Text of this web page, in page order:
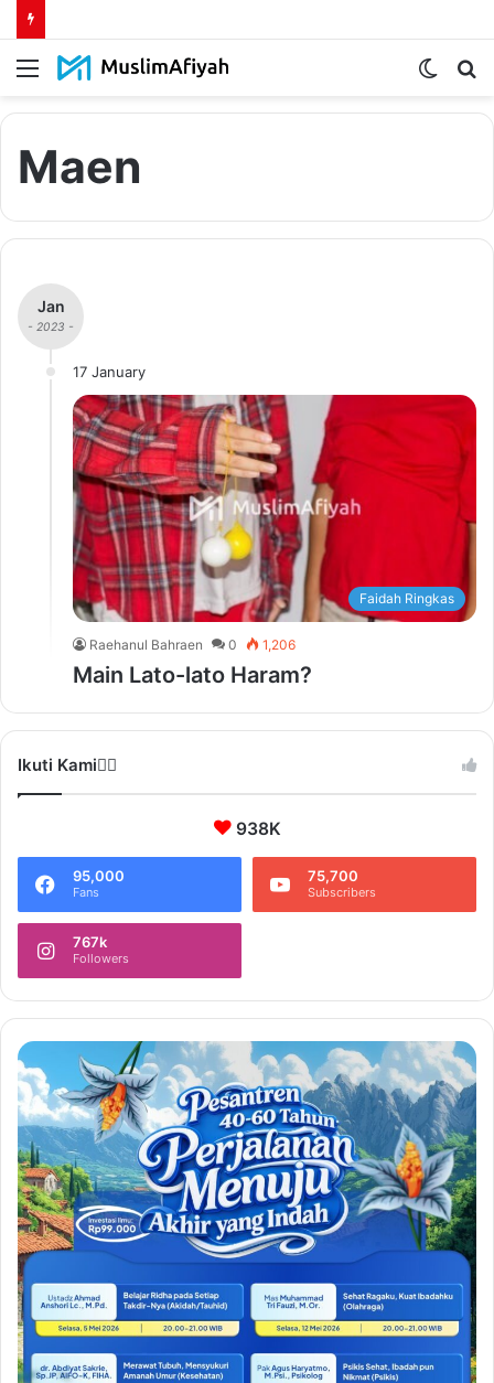
Menu
Switch
Maen
Jan
- 2023 -
17 January
Faidah Ringkas
Raehanul Bahraen 0 1,206
Main Lato-lato Haram?
Ikuti Kami❤️‍🔥
938K
95,000
Fans
75,700
Subscribers
767k
Followers